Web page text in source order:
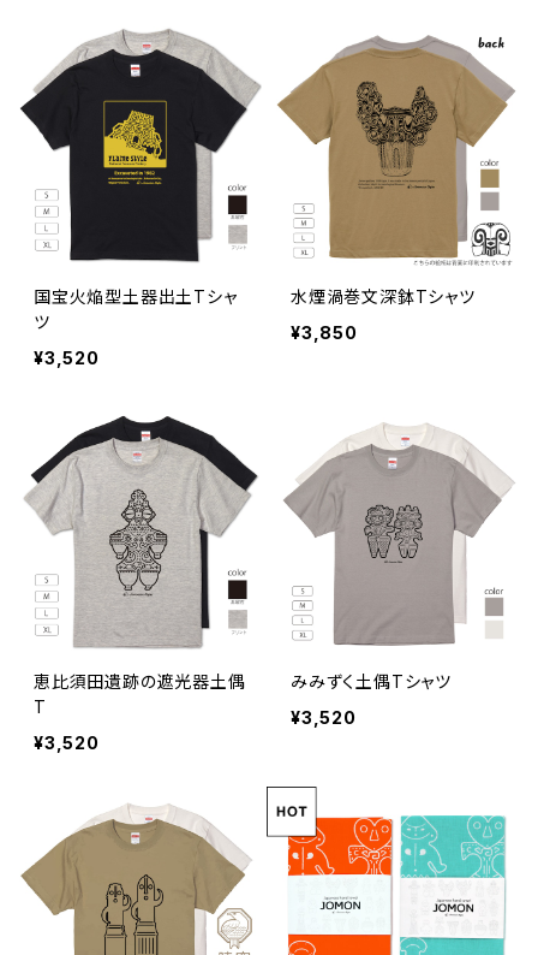
国宝火焔型土器出土Tシャ
ツ
¥3,520
水煙渦巻文深鉢Tシャツ
¥3,850
恵比須田遺跡の遮光器土偶
T
¥3,520
みみずく土偶Tシャツ
¥3,520